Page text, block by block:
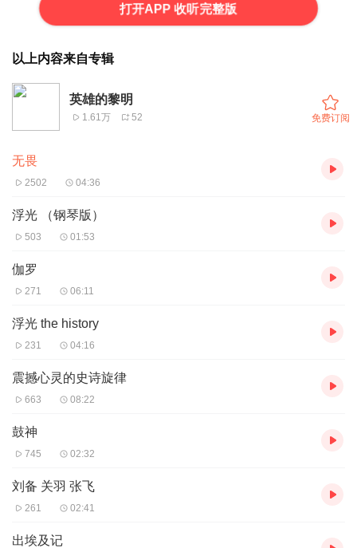
打开APP 收听完整版
以上内容来自专辑
英雄的黎明
1.61万 52 免费订阅
无畏
2502 04:36
浮光 （钢琴版）
503 01:53
伽罗
271 06:11
浮光 the history
231 04:16
震撼心灵的史诗旋律
663 08:22
鼓神
745 02:32
刘备 关羽 张飞
261 02:41
出埃及记